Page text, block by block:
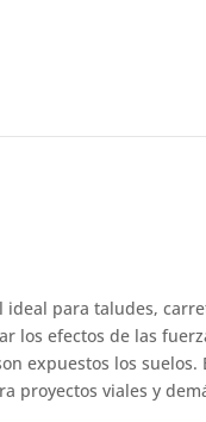
para taludes,
los efectos de las
expuestos los suelos.
proyectos viales y